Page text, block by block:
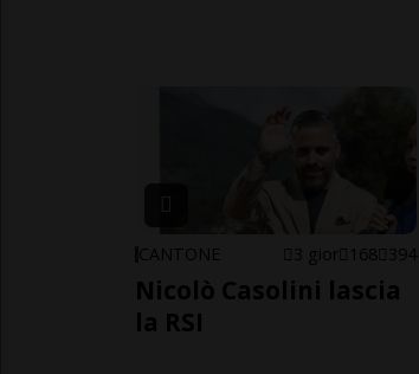
CANTONE 3 gior 168 394
Nicolò Casolini lascia
la RSI